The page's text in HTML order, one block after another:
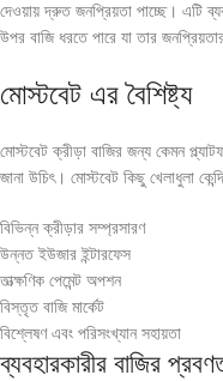
দেওয়ায় দ্রুত জনপ্রিয়তা পাচ্ছে। এটি
উপর বাজি ধরতে পারে যা তার
মোস্টবেট এর বৈশিষ্ট্য
মোস্টবেট ক্রীড়া বাজির জন্য কেমন
জানা উচিৎ। মোস্টবেট কিছু খেলাধুলা
বিভিন্ন ক্রীড়ার সম্প্রসারণ
উন্নত ইউজার ইন্টারফেস
তাত্ক্ষণিক পেমেন্ট অপশন
বিস্তৃত বাজি মার্কেট
বিশ্লেষণ এবং পরিসংখ্যান সহায়তা
ব্যবহারকারীর বাজির